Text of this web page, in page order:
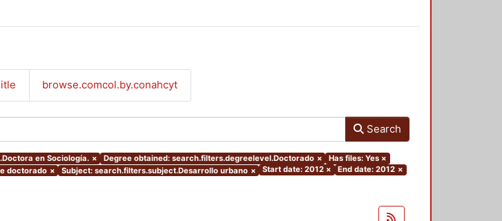
browse.comcol.by.conahcyt
Search
en Sociología. × Degree obtained: search.filters.degreelevel.Doctorado × Has files: Yes ×
doctorado × Subject: search.filters.subject.Desarrollo urbano × Start date: 2012 × End date: 2012 ×